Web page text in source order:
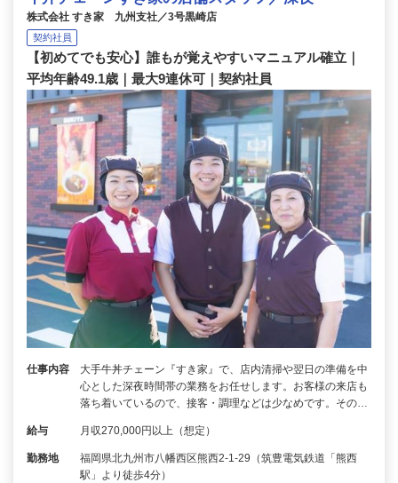
株式会社 すき家 九州支社／3号黒崎店
契約社員
【初めてでも安心】誰もが覚えやすいマニュアル確立｜
平均年齢49.1歳｜最大9連休可｜契約社員
仕事内容
大手牛丼チェーン『すき家』で、店内清掃や翌日の準備を中
心とした深夜時間帯の業務をお任せします。お客様の来店も
落ち着いているので、接客・調理などは少なめです。その…
給与 月収270,000円以上（想定）
勤務地
福岡県北九州市八幡西区熊西2-1-29（筑豊電気鉄道「熊西
駅」より徒歩4分）